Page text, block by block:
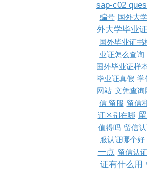
sap-c02
编号 国外大
外大学毕业
国外毕业证
业证怎么查询
国外毕业证样
毕业证真假 学
网站 文凭查询
信 留服 留信
证区别在哪
值得吗 留信
服认证哪个好
一点 留信认
证有什么用